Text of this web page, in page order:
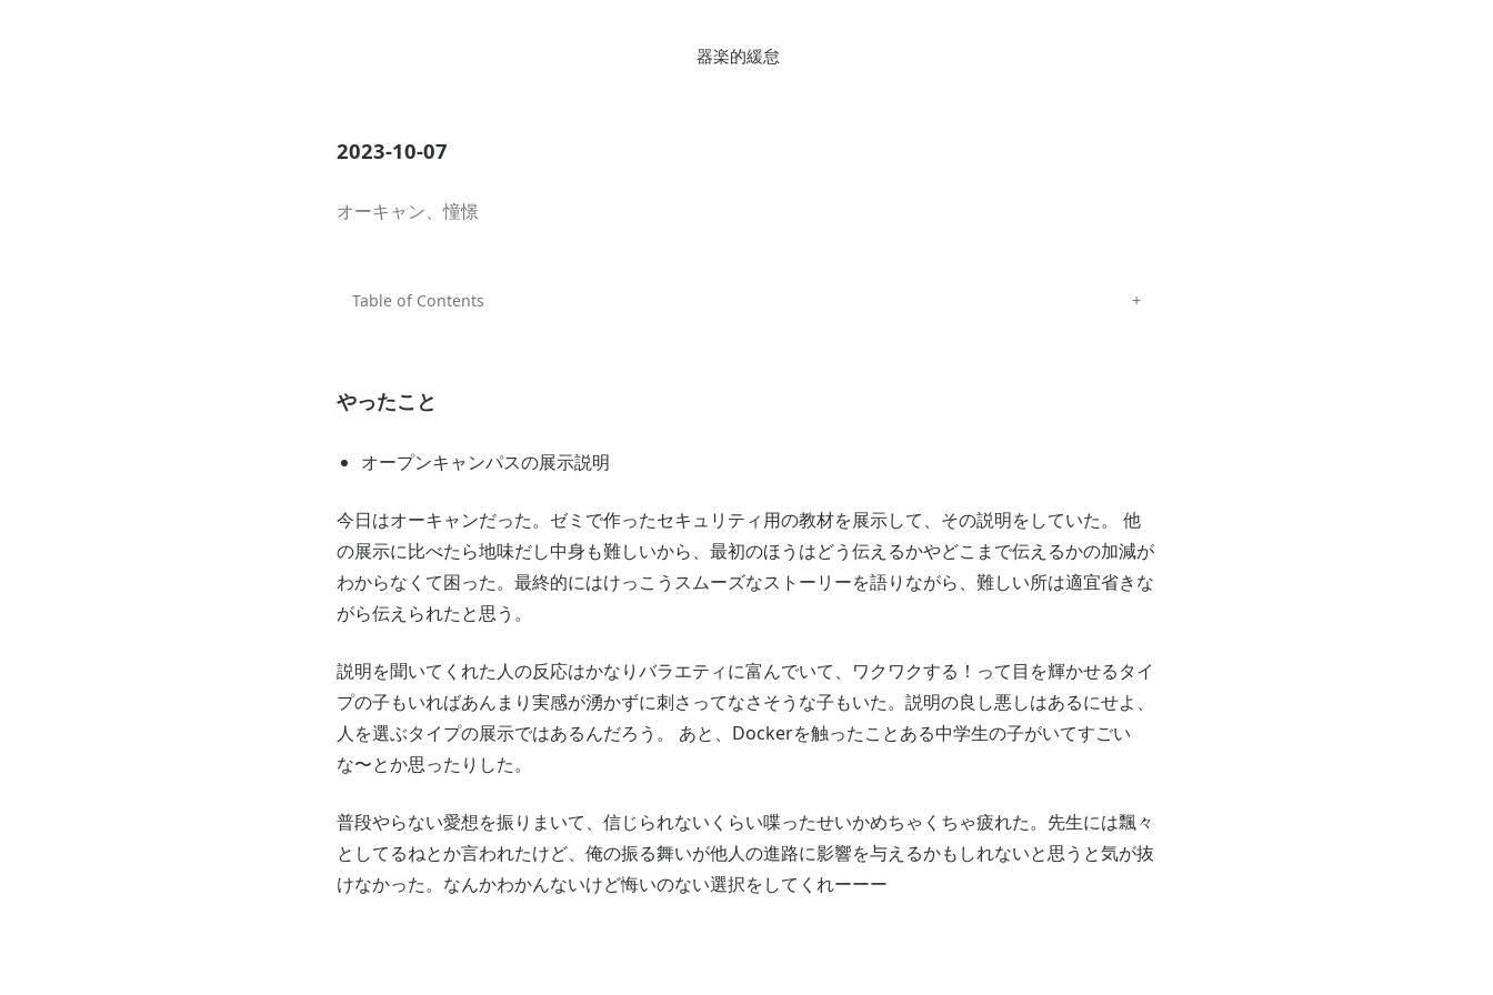
器楽的緩怠
2023-10-07
オーキャン、憧憬
やったこと
オープンキャンパスの展示説明
今日はオーキャンだった。ゼミで作ったセキュリティ用の教材を展示して、その説明をしていた。 他
の展示に比べたら地味だし中身も難しいから、最初のほうはどう伝えるかやどこまで伝えるかの加減が
わからなくて困った。最終的にはけっこうスムーズなストーリーを語りながら、難しい所は適宜省きな
がら伝えられたと思う。
説明を聞いてくれた人の反応はかなりバラエティに富んでいて、ワクワクする！って目を輝かせるタイ
プの子もいればあんまり実感が湧かずに刺さってなさそうな子もいた。説明の良し悪しはあるにせよ、
人を選ぶタイプの展示ではあるんだろう。 あと、Dockerを触ったことある中学生の子がいてすごい
な〜とか思ったりした。
普段やらない愛想を振りまいて、信じられないくらい喋ったせいかめちゃくちゃ疲れた。先生には飄々
としてるねとか言われたけど、俺の振る舞いが他人の進路に影響を与えるかもしれないと思うと気が抜
けなかった。なんかわかんないけど悔いのない選択をしてくれーーー